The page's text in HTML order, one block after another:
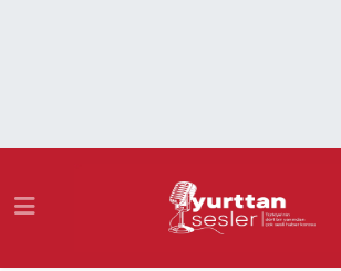
Namaz Vakitleri